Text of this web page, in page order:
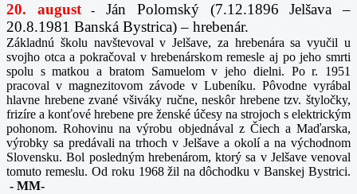
20. august-
Ján Polomský (7.12.1896 Jelšava –
20.8.1981 Banská Bystrica) – hrebenár.
Základnú školu navštevoval v Jelšave, za hrebenára sa vyučil u
svojho otca a pokračoval v hrebenárskom remesle aj po jeho smrti
spolu s matkou a bratom Samuelom v jeho dielni. Po r. 1951
pracoval v magnezitovom závode v Lubeníku. Pôvodne vyrábal
hlavne hrebene zvané všiváky ručne, neskôr hrebene tzv. štyločky,
frizíre a konťové hrebene pre ženské účesy na strojoch s elektrickým
pohonom. Rohovinu na výrobu objednával z Čiech a Maďarska,
výrobky sa predávali na trhoch v Jelšave a okolí a na východnom
Slovensku. Bol posledným hrebenárom, ktorý sa v Jelšave venoval
tomuto remeslu. Od roku 1968 žil na dôchodku v Banskej Bystrici.
- MM-